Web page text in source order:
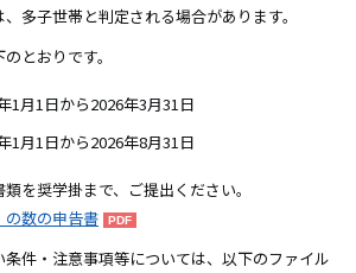
多子世帯と判定される場合があります。
とおりです。
1月1日から2026年3月31日
1月1日から2026年8月31日
を奨学掛まで、ご提出ください。
の数の申告書
件・注意事項等については、以下のファイル